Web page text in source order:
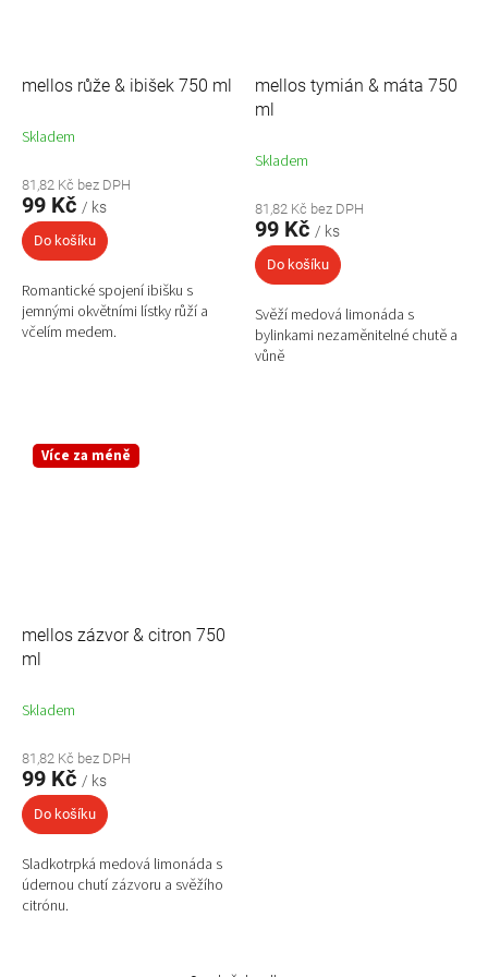
mellos růže & ibišek 750 ml
Skladem
81,82 Kč bez DPH
99 Kč / ks
Do košíku
Romantické spojení ibišku s
jemnými okvětními lístky růží a
včelím medem.
mellos tymián & máta 750
ml
Skladem
81,82 Kč bez DPH
99 Kč / ks
Do košíku
Svěží medová limonáda s
bylinkami nezaměnitelné chutě a
vůně
Více za méně
mellos zázvor & citron 750
ml
Skladem
81,82 Kč bez DPH
99 Kč / ks
Do košíku
Sladkotrpká medová limonáda s
údernou chutí zázvoru a svěžího
citrónu.